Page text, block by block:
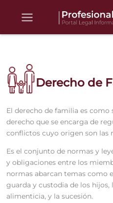
Derecho de
El derecho de familia es
derecho que se encarga de
conflictos cuyo origen son las
Es el conjunto de normas y
y obligaciones entre los
normas abarcan temas como
guarda y custodia de los hijos,
alimenticia, y la sucesión.